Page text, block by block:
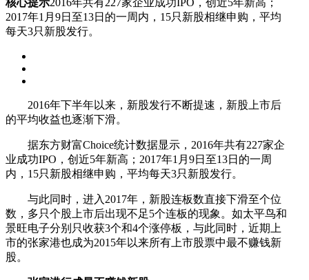
2017年1月9日至13日的一周内，15只新股相继申购，平均
每天3只新股发行。
2016年下半年以来，新股发行不断提速，新股上市后
的平均收益也逐渐下滑。
据东方财富Choice统计数据显示，2016年共有227家企
业成功IPO，创近5年新高；2017年1月9日至13日的一周
内，15只新股相继申购，平均每天3只新股发行。
与此同时，进入2017年，新股连板数直接下滑至个位
数，多只个股上市后出现不足5个连板的现象。如太平鸟和
景旺电子分别只收获3个和4个涨停板，与此同时，近期上
市的张家港也成为2015年以来所有上市股票中最不赚钱新
股。